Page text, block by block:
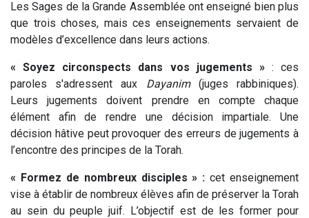
Les Sages de la Grande Assemblée ont enseigné bien plus
que trois choses, mais ces enseignements servaient de
modèles d’excellence dans leurs actions.
« Soyez circonspects dans vos jugements » : ces
paroles s'adressent aux Dayanim(juges rabbiniques).
Leurs jugements doivent prendre en compte chaque
élément afin de rendre une décision impartiale. Une
décision hâtive peut provoquer des erreurs de jugements à
l’encontre des principes de la Torah.
« Formez de nombreux disciples » : cet enseignement
vise à établir de nombreux élèves afin de préserver la Torah
au sein du peuple juif. L’objectif est de les former pour